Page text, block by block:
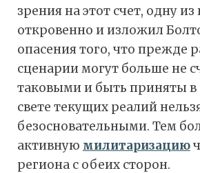
зрения на этот счет, одну
откровенно и изложил
опасения того, что прежде
сценарии могут больше не
таковыми и быть приняты в
свете текущих реалий
безосновательными. Тем
активную милитаризацию
региона с обеих сторон.